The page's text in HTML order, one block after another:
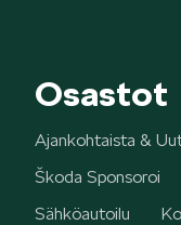
Osastot
Ajankohtaista &
Škoda Sponsoroi
Sähköautoilu